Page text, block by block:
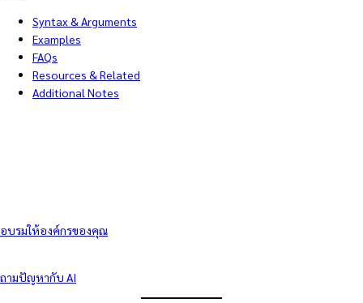
Syntax & Arguments
Examples
FAQs
Resources & Related
Additional Notes
อบรมให้องค์กรของคุณ
ถามปัญหากับ AI